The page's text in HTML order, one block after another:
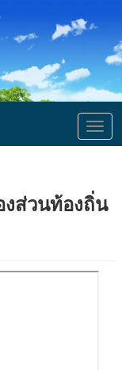
ส่วนท้องถิ่น